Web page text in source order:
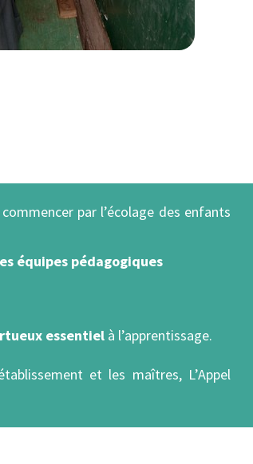
par l’écolage des enfants
équipes pédagogiques
essentiel à l’apprentissage.
et les maîtres, L’Appel